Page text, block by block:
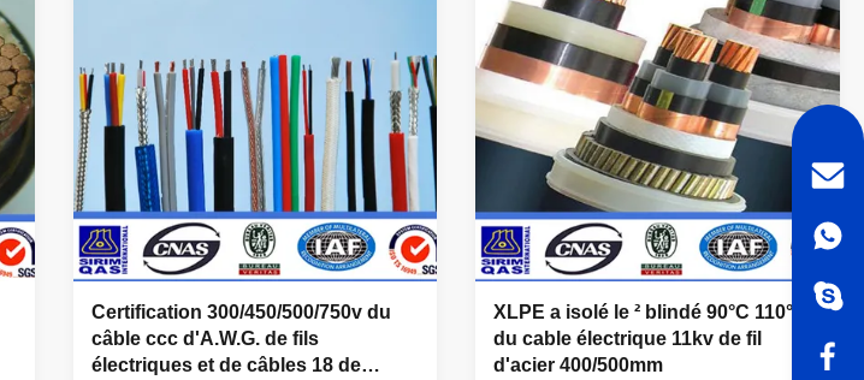
Model name : VV Aluminum core ,XLPE
insulated ,PVC
cable are suited for laying indoors ,In cable
trench ,On cable racks and in pipes.
Unable bear external pressures and
tensions. Common Model
Certification 300/450/500/750v du
câble ccc d'A.W.G. de fils
électriques et de câbles 18 de
XLPE a isolé le ² blindé 90°C 110°C
du cable électrique 11kv de fil
d'acier 400/500mm